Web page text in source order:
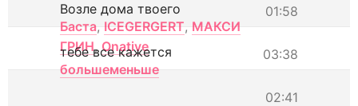
01:58
Возле дома твоего
Баста, ICEGERGERT, МАКСИ
ГРИН, Onative 03:38
тебе все кажется
большеменьше
02:41